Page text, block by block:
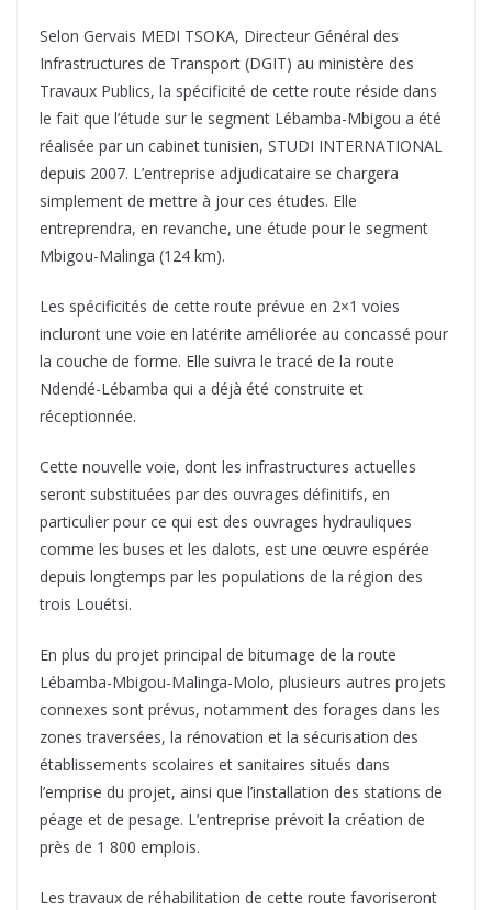
Selon Gervais MEDI TSOKA, Directeur Général des
Infrastructures de Transport (DGIT) au ministère des
Travaux Publics, la spécificité de cette route réside dans
le fait que l’étude sur le segment Lébamba-Mbigou a été
réalisée par un cabinet tunisien, STUDI INTERNATIONAL
depuis 2007. L’entreprise adjudicataire se chargera
simplement de mettre à jour ces études. Elle
entreprendra, en revanche, une étude pour le segment
Mbigou-Malinga (124 km).
Les spécificités de cette route prévue en 2×1 voies
incluront une voie en latérite améliorée au concassé pour
la couche de forme. Elle suivra le tracé de la route
Ndendé-Lébamba qui a déjà été construite et
réceptionnée.
Cette nouvelle voie, dont les infrastructures actuelles
seront substituées par des ouvrages définitifs, en
particulier pour ce qui est des ouvrages hydrauliques
comme les buses et les dalots, est une œuvre espérée
depuis longtemps par les populations de la région des
trois Louétsi.
En plus du projet principal de bitumage de la route
Lébamba-Mbigou-Malinga-Molo, plusieurs autres projets
connexes sont prévus, notamment des forages dans les
zones traversées, la rénovation et la sécurisation des
établissements scolaires et sanitaires situés dans
l’emprise du projet, ainsi que l’installation des stations de
péage et de pesage. L’entreprise prévoit la création de
près de 1 800 emplois.
Les travaux de réhabilitation de cette route favoriseront